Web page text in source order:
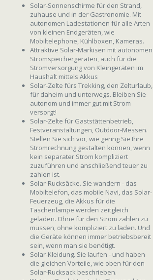
Solar-Sonnenschirme für den Strand,
zuhause und in der Gastronomie. Mit
autonomen Ladestationen für alle Arten
von kleinen Endgeräten, wie
Mobiltelephone, Kühlboxen, Kameras.
Attraktive Solar-Markisen mit autonomen
Stromspeichergeräten, auch für die
Stromversorgung von Kleingeräten im
Haushalt mittels Akkus
Solar-Zelte fürs Trekking, den Zelturlaub,
für daheim und unterwegs. Bleiben Sie
autonom und immer gut mit Strom
versorgt!
Solar-Zelte für Gaststättenbetrieb,
Festveranstaltungen, Outdoor-Messen.
Stellen Sie sich vor, wie gering Sie Ihre
Stromrechnung gestalten können, wenn
kein separater Strom kompliziert
zuzuführen und anschließend teuer zu
zahlen ist.
Solar-Rucksäcke. Sie wandern - das
Mobiltelefon, das mobile Navi, das Solar-
Feuerzeug, die Akkus für die
Taschenlampe werden zeitgleich
geladen. Ohne für den Strom zahlen zu
müssen, ohne kompliziert zu laden. Und
die Geräte können immer betriebsbereit
sein, wenn man sie benötigt.
Solar-Kleidung. Sie laufen - und haben
die gleichen Vorteile, wie oben für den
Solar-Rucksack beschrieben.